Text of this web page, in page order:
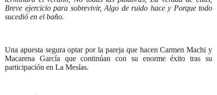
Breve ejercicio para sobrevivir, Algo de ruido hace y Porque todo
sucedió en el baño.
Una apuesta segura optar por la pareja que hacen Carmen Machi y
Macarena García que continúan con su enorme éxito tras su
participación en La Mesías.